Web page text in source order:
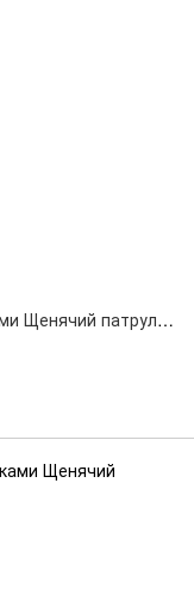
Шапка з підсвіткою та рухомими вушками Щенячий патруль Гонщик